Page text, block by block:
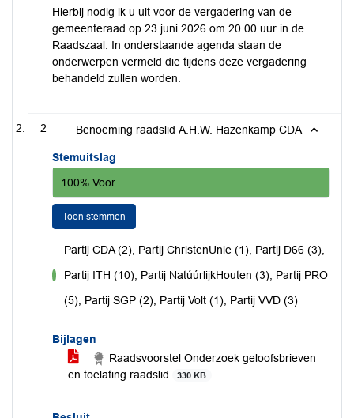
Hierbij nodig ik u uit voor de vergadering van de
gemeenteraad op 23 juni 2026 om 20.00 uur in de
Raadszaal. In onderstaande agenda staan de
onderwerpen vermeld die tijdens deze vergadering
behandeld zullen worden.
2 Benoeming raadslid A.H.W. Hazenkamp CDA
Stemuitslag
100% Voor
Toon stemmen
Partij CDA (2), Partij ChristenUnie (1), Partij D66 (3),
Partij ITH (10), Partij NatúúrlijkHouten (3), Partij PRO
(5), Partij SGP (2), Partij Volt (1), Partij VVD (3)
Bijlagen
Raadsvoorstel Onderzoek geloofsbrieven
en toelating raadslid
330 KB